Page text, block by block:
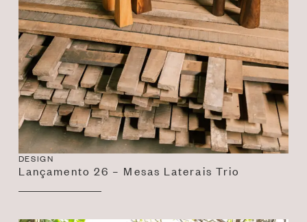
DESIGN
Lançamento 26 – Mesas Laterais Trio